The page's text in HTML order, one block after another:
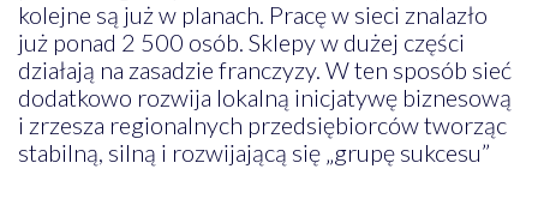
kolejne są już w planach. Pracę w sieci znalazło
już ponad 2 500 osób. Sklepy w dużej części
działają na zasadzie franczyzy. W ten sposób sieć
dodatkowo rozwija lokalną inicjatywę biznesową
i zrzesza regionalnych przedsiębiorców tworząc
stabilną, silną i rozwijającą się „grupę sukcesu”